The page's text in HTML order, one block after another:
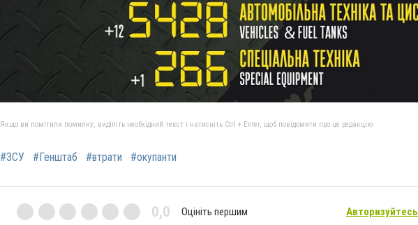
Якщо ви помітили помилку, виділіть необхідний текст і натисніть Ctrl + Enter, щоб повідомити про це редакцію
#ЗСУ #Генштаб #втрати #окупанти
0,0 Оцініть першим Авторизуйтесь